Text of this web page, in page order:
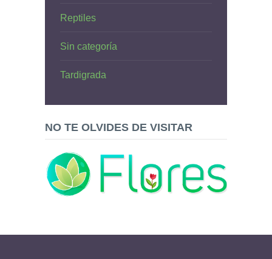
Reptiles
Sin categoría
Tardigrada
NO TE OLVIDES DE VISITAR